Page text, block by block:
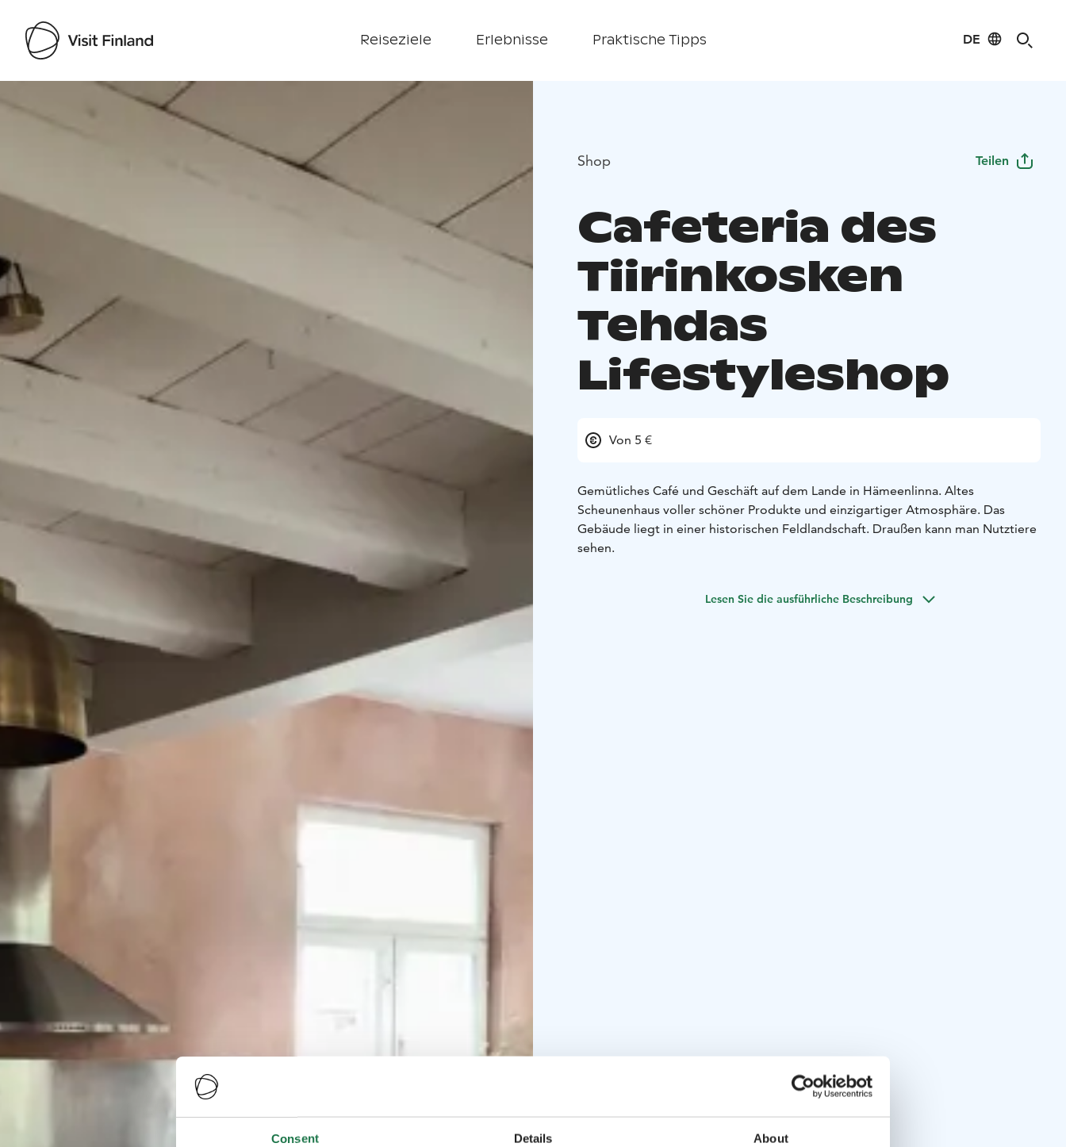
Consent Details About
Reiseziele Erlebnisse Praktische Tipps DE
Visit Finland
Shop Teilen
Cafeteria des
Tiirinkosken
Tehdas
Lifestyleshop
Von 5 €
Gemütliches Café und Geschäft auf dem Lande in Hämeenlinna. Altes
Scheunenhaus voller schöner Produkte und einzigartiger Atmosphäre. Das
Gebäude liegt in einer historischen Feldlandschaft. Draußen kann man Nutztiere
sehen.
Lesen Sie die ausführliche Beschreibung